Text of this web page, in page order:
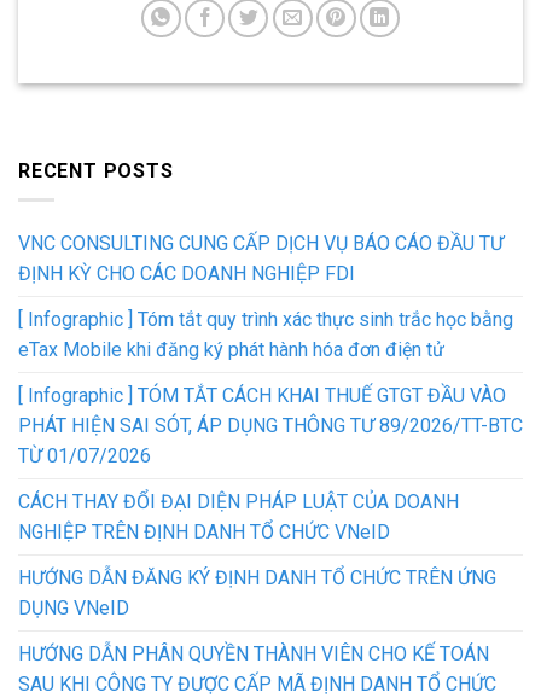
RECENT POSTS
VNC CONSULTING CUNG CẤP DỊCH VỤ BÁO CÁO ĐẦU TƯ
ĐỊNH KỲ CHO CÁC DOANH NGHIỆP FDI
[ Infographic ] Tóm tắt quy trình xác thực sinh trắc học bằng
eTax Mobile khi đăng ký phát hành hóa đơn điện tử
[ Infographic ] TÓM TẮT CÁCH KHAI THUẾ GTGT ĐẦU VÀO
PHÁT HIỆN SAI SÓT, ÁP DỤNG THÔNG TƯ 89/2026/TT-BTC
TỪ 01/07/2026
CÁCH THAY ĐỔI ĐẠI DIỆN PHÁP LUẬT CỦA DOANH
NGHIỆP TRÊN ĐỊNH DANH TỔ CHỨC VNeID
HƯỚNG DẪN ĐĂNG KÝ ĐỊNH DANH TỔ CHỨC TRÊN ỨNG
DỤNG VNeID
HƯỚNG DẪN PHÂN QUYỀN THÀNH VIÊN CHO KẾ TOÁN
SAU KHI CÔNG TY ĐƯỢC CẤP MÃ ĐỊNH DANH TỔ CHỨC